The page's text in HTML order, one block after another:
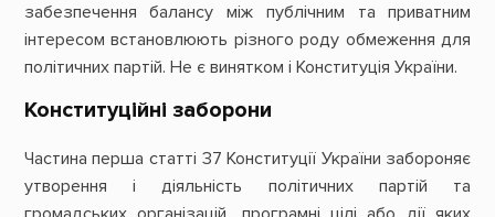
забезпечення балансу між публічним та приватним
інтересом встановлюють різного роду обмеження для
політичних партій. Не є винятком і Конституція України.
Конституційні заборони
Частина перша статті 37 Конституції України забороняє
утворення і діяльність політичних партій та